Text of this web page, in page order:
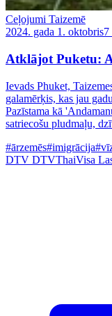
Ceļojumi Taizemē
2024. gada 1. oktobris7
Atklājot Puketu:
Ievads Phuket,
galamērķis, kas jau
Pazīstama kā
satriecošu pludmaļu,
#ārzemēs#imigrācija
DTV DTVThaiVisa